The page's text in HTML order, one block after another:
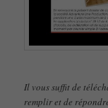
Il vous suffit de
remplir et de